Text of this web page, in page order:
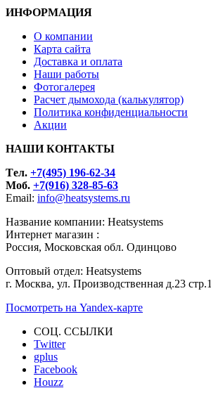
ИНФОРМАЦИЯ
О компании
Карта сайта
Доставка и оплата
Наши работы
Фотогалерея
Расчет дымохода (калькулятор)
Политика конфиденциальности
Акции
НАШИ КОНТАКТЫ
Tел. +7(495) 196-62-34
Моб. +7(916) 328-85-63
Email: info@heatsystems.ru
Название компании: Heatsystems
Интернет магазин :
Россия, Московская обл. Одинцово
Оптовый отдел: Heatsystems
г. Москва, ул. Производственная д.23 стр.1
Посмотреть на Yandex-карте
СОЦ. ССЫЛКИ
Twitter
gplus
Facebook
Houzz